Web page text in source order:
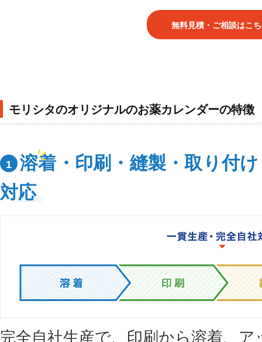
無料見積・ご相談はこ
モリシタのオリジナルのお薬カレンダーの特徴
1
溶着・印刷・縫製・取り付
対応
完全自社生産で、印刷から溶着、